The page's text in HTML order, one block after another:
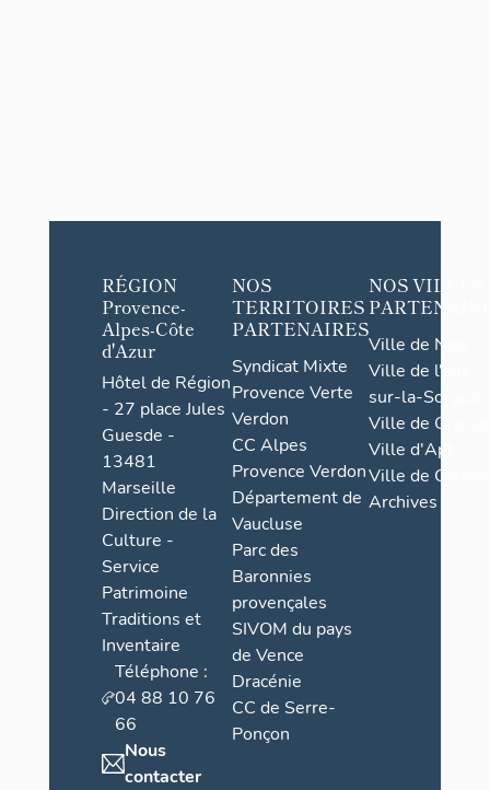
RÉGION
Provence-
Alpes-Côte
d'Azur
Hôtel de Région
- 27 place Jules
Guesde -
13481
Marseille
Direction de la
Culture -
Service
Patrimoine
Traditions et
Inventaire
Téléphone :
04 88 10 76
66
Nous
contacter
NOS
TERRITOIRES
PARTENAIRES
Syndicat Mixte
Provence Verte
Verdon
CC Alpes
Provence Verdon
Département de
Vaucluse
Parc des
Baronnies
provençales
SIVOM du pays
de Vence
Dracénie
CC de Serre-
Ponçon
NOS VILLES
Ville de Nice
Ville de l'Isle-
sur-la-Sorgue
Ville de Grasse
Ville d'Apt
Ville de
Archives